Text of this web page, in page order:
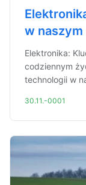
w
Elektronika:
codziennym
technologii w
30.11.-0001